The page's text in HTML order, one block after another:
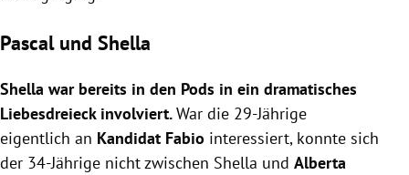
Pascal und Shella
Shella war bereits in den Pods in ein dramatisches
Liebesdreieck involviert.War die 29-Jährige
eigentlich an Kandidat Fabio interessiert, konnte sich
der 34-Jährige nicht zwischen Shella und Alberta